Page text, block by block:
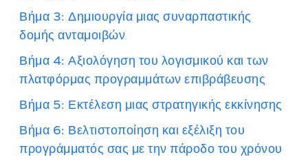
Βήμα 3: Δημιουργία μιας συναρπαστικής
δομής ανταμοιβών
Βήμα 4: Αξιολόγηση του λογισμικού και των
πλατφόρμας προγραμμάτων επιβράβευσης
Βήμα 5: Εκτέλεση μιας στρατηγικής εκκίνησης
Βήμα 6: Βελτιστοποίηση και εξέλιξη του
προγράμματός σας με την πάροδο του χρόνου